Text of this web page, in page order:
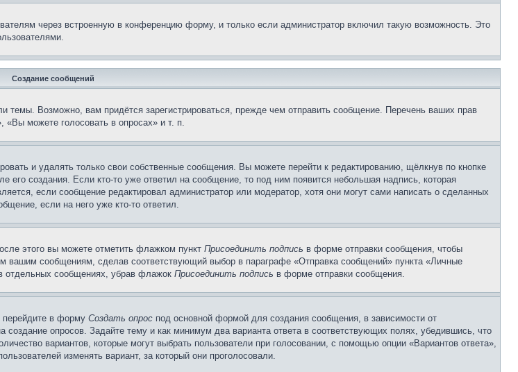
через встроенную в конференцию форму, и только если администратор включил такую возможность. Это
Создание сообщений
Возможно, вам придётся зарегистрироваться, прежде чем отправить сообщение. Перечень ваших прав
можете голосовать в опросах» и т. п.
и удалять только свои собственные сообщения. Вы можете перейти к редактированию, щёлкнув по кнопке
его создания. Если кто-то уже ответил на сообщение, то под ним появится небольшая надпись, которая
если сообщение редактировал администратор или модератор, хотя они могут сами написать о сделанных
если на него уже кто-то ответил.
этого вы можете отметить флажком пункт Присоединить подпись в форме отправки сообщения, чтобы
сообщениям, сделав соответствующий выбор в параграфе «Отправка сообщений» пункта «Личные
отдельных сообщениях, убрав флажок Присоединить подпись в форме отправки сообщения.
перейдите в форму Создать опрос под основной формой для создания сообщения, в зависимости от
опросов. Задайте тему и как минимум два варианта ответа в соответствующих полях, убедившись, что
вариантов, которые могут выбрать пользователи при голосовании, с помощью опции «Вариантов ответа»,
изменять вариант, за который они проголосовали.